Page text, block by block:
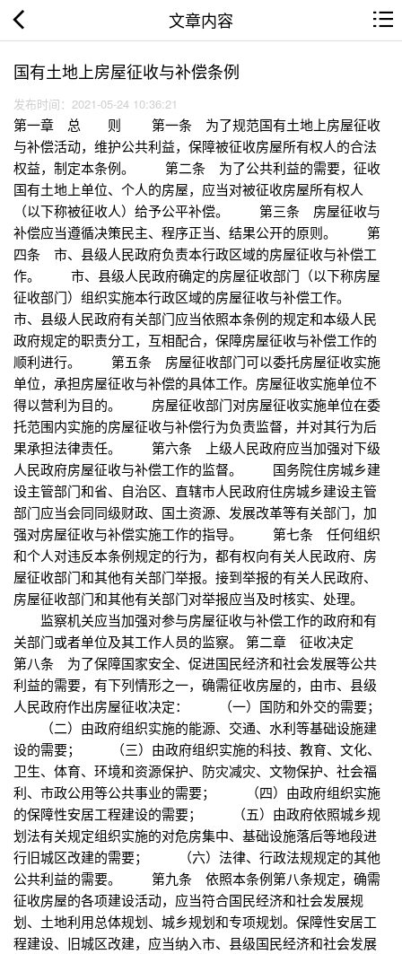
文章内容
国有土地上房屋征收与补偿条例
发布时间：2021-05-24 10:36:21
第一章 总 则 第一条 为了规范国有土地上房屋征收
与补偿活动，维护公共利益，保障被征收房屋所有权人的合法
权益，制定本条例。 第二条 为了公共利益的需要，征收
国有土地上单位、个人的房屋，应当对被征收房屋所有权人
（以下称被征收人）给予公平补偿。 第三条 房屋征收与
补偿应当遵循决策民主、程序正当、结果公开的原则。 第
四条 市、县级人民政府负责本行政区域的房屋征收与补偿工
作。 市、县级人民政府确定的房屋征收部门（以下称房屋
征收部门）组织实施本行政区域的房屋征收与补偿工作。
市、县级人民政府有关部门应当依照本条例的规定和本级人民
政府规定的职责分工，互相配合，保障房屋征收与补偿工作的
顺利进行。 第五条 房屋征收部门可以委托房屋征收实施
单位，承担房屋征收与补偿的具体工作。房屋征收实施单位不
得以营利为目的。 房屋征收部门对房屋征收实施单位在委
托范围内实施的房屋征收与补偿行为负责监督，并对其行为后
果承担法律责任。 第六条 上级人民政府应当加强对下级
人民政府房屋征收与补偿工作的监督。 国务院住房城乡建
设主管部门和省、自治区、直辖市人民政府住房城乡建设主管
部门应当会同同级财政、国土资源、发展改革等有关部门，加
强对房屋征收与补偿实施工作的指导。 第七条 任何组织
和个人对违反本条例规定的行为，都有权向有关人民政府、房
屋征收部门和其他有关部门举报。接到举报的有关人民政府、
房屋征收部门和其他有关部门对举报应当及时核实、处理。
监察机关应当加强对参与房屋征收与补偿工作的政府和有
关部门或者单位及其工作人员的监察。 第二章 征收决定
第八条 为了保障国家安全、促进国民经济和社会发展等公共
利益的需要，有下列情形之一，确需征收房屋的，由市、县级
人民政府作出房屋征收决定： （一）国防和外交的需要；
（二）由政府组织实施的能源、交通、水利等基础设施建
设的需要； （三）由政府组织实施的科技、教育、文化、
卫生、体育、环境和资源保护、防灾减灾、文物保护、社会福
利、市政公用等公共事业的需要； （四）由政府组织实施
的保障性安居工程建设的需要； （五）由政府依照城乡规
划法有关规定组织实施的对危房集中、基础设施落后等地段进
行旧城区改建的需要； （六）法律、行政法规规定的其他
公共利益的需要。 第九条 依照本条例第八条规定，确需
征收房屋的各项建设活动，应当符合国民经济和社会发展规
划、土地利用总体规划、城乡规划和专项规划。保障性安居工
程建设、旧城区改建，应当纳入市、县级国民经济和社会发展